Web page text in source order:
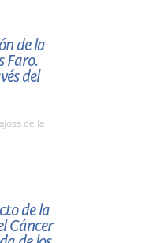
de la
Faro.
del
de la
de la
Cáncer